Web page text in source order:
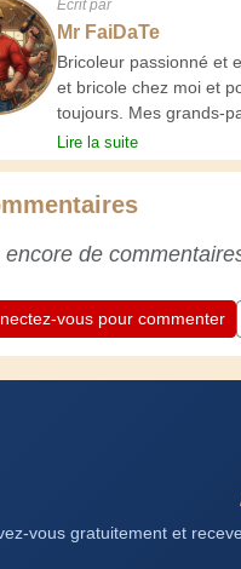
Écrit par
Mr FaiDaTe
Bricoleur passionné et
et bricole chez moi et
toujours. Mes grands-
jeune, et depuis, j'ai
expérience.
apprécier le
chaque jour est une
Lire la suite
encore de
vous pour commenter
vous gratuitement et